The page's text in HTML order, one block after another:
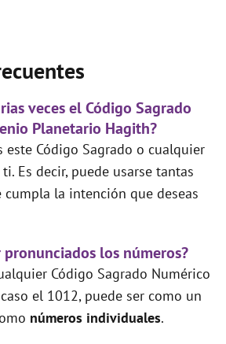
veces el Código Sagrado
Planetario Hagith?
este Código Sagrado o cualquier
Es decir, puede usarse tantas
cumpla la intención que deseas
pronunciados los números?
Código Sagrado Numérico
el 1012, puede ser como un
números individuales.